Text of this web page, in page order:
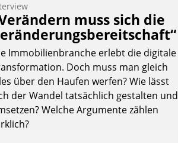
und Datatrain kooperieren –
profitieren: Die
Integration der Lösungen von
und Datatrain ermöglicht
ausgelöste, zielgerichtete
– eine starke
für intelligente, datengestützte
muss sich die
Immobilienbranche erlebt die digitale
Doch muss man gleich
über den Haufen werfen? Wie lässt
der Wandel tatsächlich gestalten und
Welche Argumente zählen